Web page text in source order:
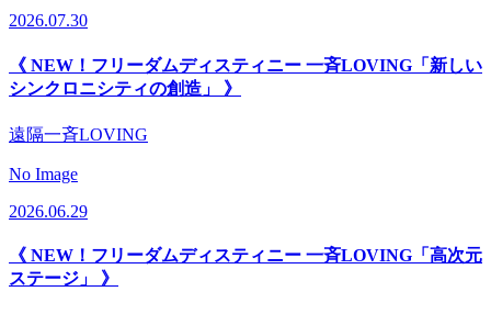
2026.07.30
《 NEW！フリーダムディスティニー 一斉LOVING「新しい
シンクロニシティの創造」 》
遠隔一斉LOVING
No Image
2026.06.29
《 NEW！フリーダムディスティニー 一斉LOVING「高次元
ステージ」 》